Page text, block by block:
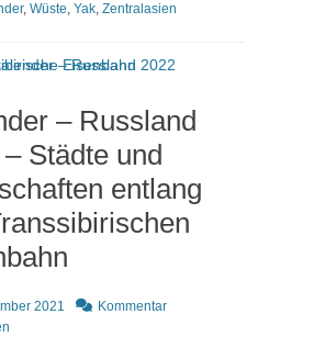
, Wüste, Yak, Zentralasien
– Russland
Städte und
entlang
2021
Kommentar